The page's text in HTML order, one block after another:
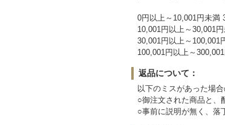
0円以上～10,001円未満
10,001円以上～30,001
30,001円以上～100,001
100,001円以上～
返品について：
以下のミスがあった場合
○御注文された商品と、
○事前に説明が無く、落